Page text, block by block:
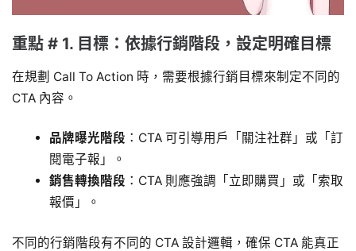
重點 # 1. 目標：依據行銷階段，設定明確目標
在規劃 Call To Action 時，需要根據行銷目標來制定不同的
CTA 內容。
品牌曝光階段 ：CTA 可引導用戶「關注社群」或「訂
閱電子報」。
銷售轉換階段 ：CTA 則應強調「立即購買」或「索取
報價」。
不同的行銷階段有不同的 CTA 設計邏輯，確保 CTA 能真正